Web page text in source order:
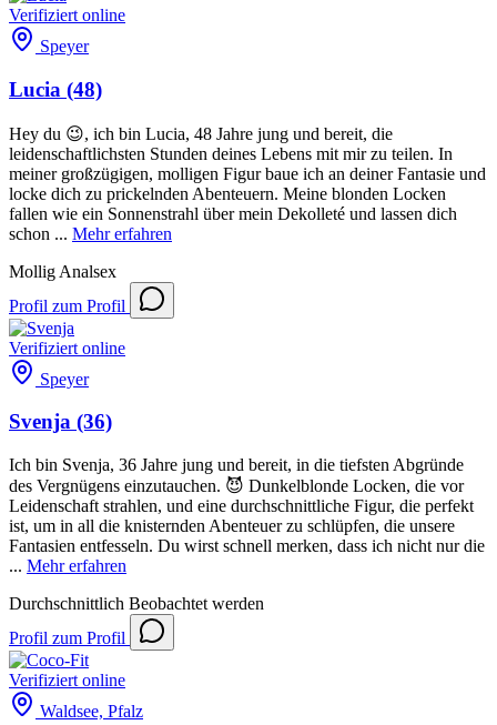
Verifiziert online
Speyer
Lucia (48)
Hey du 😉, ich bin Lucia, 48 Jahre jung und bereit, die
leidenschaftlichsten Stunden deines Lebens mit mir zu teilen. In
meiner großzügigen, molligen Figur baue ich an deiner Fantasie und
locke dich zu prickelnden Abenteuern. Meine blonden Locken
fallen wie ein Sonnenstrahl über mein Dekolleté und lassen dich
schon ... Mehr erfahren
Mollig Analsex
Profil zum Profil
Verifiziert online
Speyer
Svenja (36)
Ich bin Svenja, 36 Jahre jung und bereit, in die tiefsten Abgründe
des Vergnügens einzutauchen. 😈 Dunkelblonde Locken, die vor
Leidenschaft strahlen, und eine durchschnittliche Figur, die perfekt
ist, um in all die knisternden Abenteuer zu schlüpfen, die unsere
Fantasien entfesseln. Du wirst schnell merken, dass ich nicht nur die
... Mehr erfahren
Durchschnittlich Beobachtet werden
Profil zum Profil
Verifiziert online
Waldsee, Pfalz